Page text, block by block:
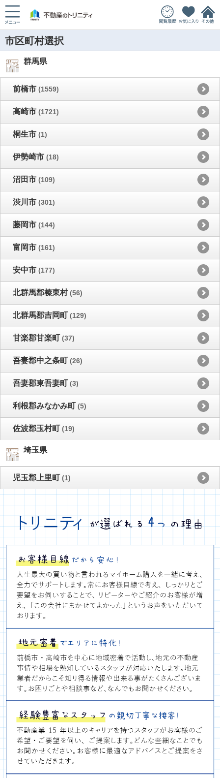
市区町村選択
群馬県
前橋市 (1559)
高崎市 (1721)
桐生市 (1)
伊勢崎市 (18)
沼田市 (109)
渋川市 (301)
藤岡市 (144)
富岡市 (161)
安中市 (177)
北群馬郡榛東村 (56)
北群馬郡吉岡町 (129)
甘楽郡甘楽町 (37)
吾妻郡中之条町 (26)
吾妻郡東吾妻町 (3)
利根郡みなかみ町 (5)
佐波郡玉村町 (19)
埼玉県
児玉郡上里町 (1)